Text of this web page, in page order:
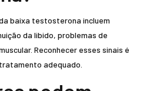
baixa testosterona incluem
da libido, problemas de
Reconhecer esses sinais é
adequado.